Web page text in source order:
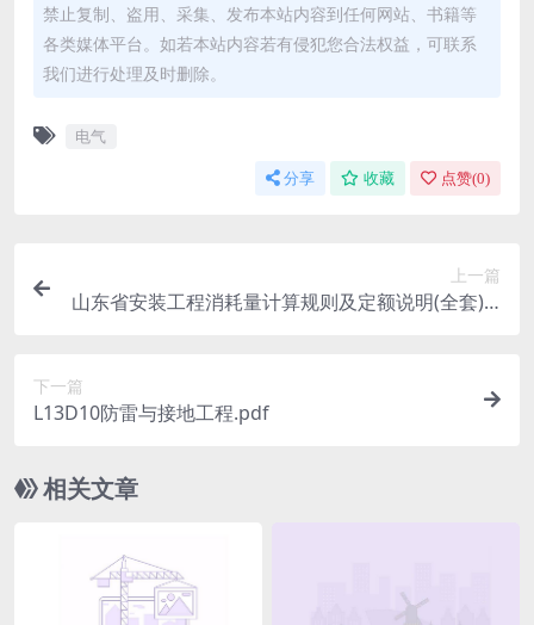
禁止复制、盗用、采集、发布本站内容到任何网站、书籍等
各类媒体平台。如若本站内容若有侵犯您合法权益，可联系
我们进行处理及时删除。
电气
分享 收藏 点赞(0)
上一篇
山东省安装工程消耗量计算规则及定额说明(全套).d
下一篇
L13D10防雷与接地工程.pdf
相关文章